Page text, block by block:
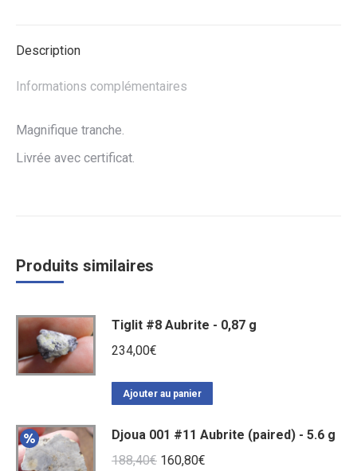
Description
Informations complémentaires
Magnifique tranche.
Livrée avec certificat.
Produits similaires
Tiglit #8 Aubrite - 0,87 g
234,00€
Ajouter au panier
Djoua 001 #11 Aubrite (paired) - 5.6 g
188,40€ Le
160,80€